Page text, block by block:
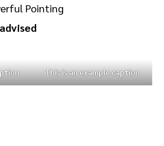
Pointing
This is an example caption